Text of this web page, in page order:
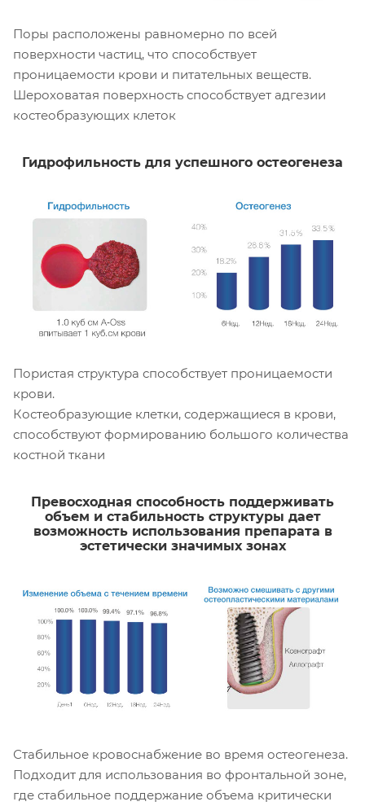
Поры расположены равномерно по всей
поверхности частиц, что способствует
проницаемости крови и питательных веществ.
Шероховатая поверхность способствует адгезии
костеобразующих клеток
Гидрофильность для успешного остеогенеза
Пористая структура способствует проницаемости
крови.
Костеобразующие клетки, содержащиеся в крови,
способствуют формированию большого количества
костной ткани
Превосходная способность поддерживать
объем и стабильность структуры дает
возможность использования препарата в
эстетически значимых зонах
Стабильное кровоснабжение во время остеогенеза.
Подходит для использования во фронтальной зоне,
где стабильное поддержание объема критически